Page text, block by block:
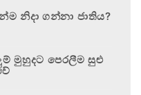
නිදා ගන්නා ජාතිය?
මුහුදට පෙරලීම සුළු